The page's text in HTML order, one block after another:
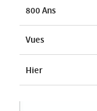
800 Ans
Vues
Hier